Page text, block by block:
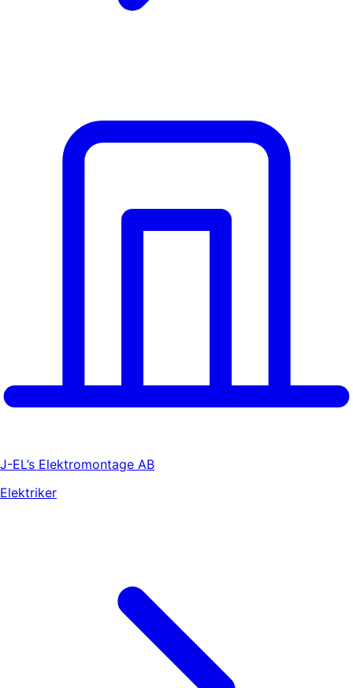
J-EL’s Elektromontage AB
Elektriker